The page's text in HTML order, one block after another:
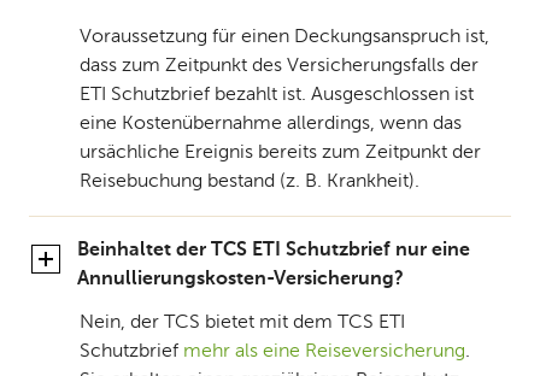
Voraussetzung für einen Deckungsanspruch ist,
dass zum Zeitpunkt des Versicherungsfalls der
ETI Schutzbrief bezahlt ist. Ausgeschlossen ist
eine Kostenübernahme allerdings, wenn das
ursächliche Ereignis bereits zum Zeitpunkt der
Reisebuchung bestand (z. B. Krankheit).
Beinhaltet der TCS ETI Schutzbrief nur eine
Annullierungskosten-Versicherung?
Nein, der TCS bietet mit dem TCS ETI
Schutzbrief mehr als eine Reiseversicherung.